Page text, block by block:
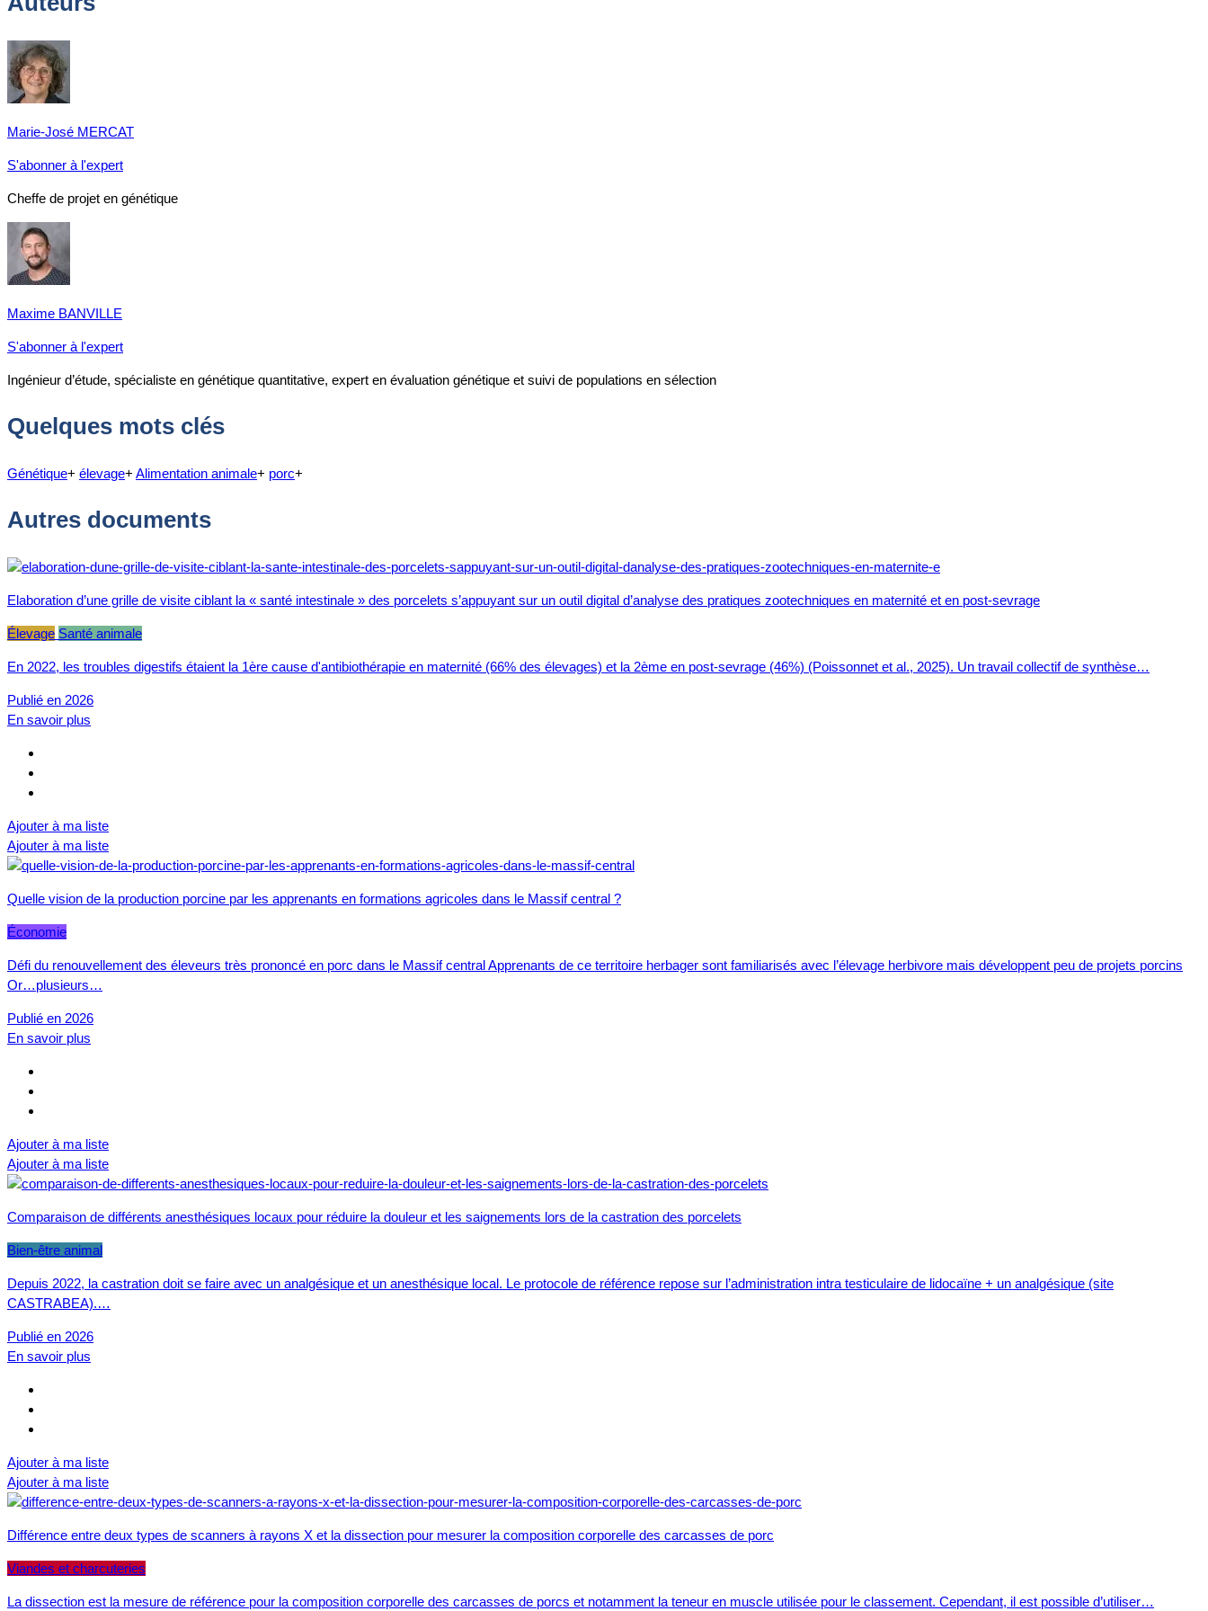
Marie-José MERCAT
S'abonner à l'expert
Cheffe de projet en génétique
Maxime BANVILLE
S'abonner à l'expert
Ingénieur d’étude, spécialiste en génétique quantitative, expert en évaluation génétique et suivi de populations en sélection
Quelques mots clés
Génétique+ élevage+ Alimentation animale+ porc+
Autres documents
Elaboration d’une grille de visite ciblant la « santé intestinale » des porcelets s’appuyant sur un outil digital d’analyse des pratiques zootechniques en maternité et en post-sevrage
Élevage Santé animale
En 2022, les troubles digestifs étaient la 1ère cause d'antibiothérapie en maternité (66% des élevages) et la 2ème en post-sevrage (46%) (Poissonnet et al., 2025). Un travail collectif de synthèse…
Publié en 2026
En savoir plus
Ajouter à ma liste
Ajouter à ma liste
Quelle vision de la production porcine par les apprenants en formations agricoles dans le Massif central ?
Économie
Défi du renouvellement des éleveurs très prononcé en porc dans le Massif central Apprenants de ce territoire herbager sont familiarisés avec l’élevage herbivore mais développent peu de projets porcins
Or…plusieurs…
Publié en 2026
En savoir plus
Ajouter à ma liste
Ajouter à ma liste
Comparaison de différents anesthésiques locaux pour réduire la douleur et les saignements lors de la castration des porcelets
Bien-être animal
Depuis 2022, la castration doit se faire avec un analgésique et un anesthésique local. Le protocole de référence repose sur l’administration intra testiculaire de lidocaïne + un analgésique (site
CASTRABEA).…
Publié en 2026
En savoir plus
Ajouter à ma liste
Ajouter à ma liste
Différence entre deux types de scanners à rayons X et la dissection pour mesurer la composition corporelle des carcasses de porc
Viandes et charcuteries
La dissection est la mesure de référence pour la composition corporelle des carcasses de porcs et notamment la teneur en muscle utilisée pour le classement. Cependant, il est possible d’utiliser…